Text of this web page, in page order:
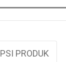
PRODUK